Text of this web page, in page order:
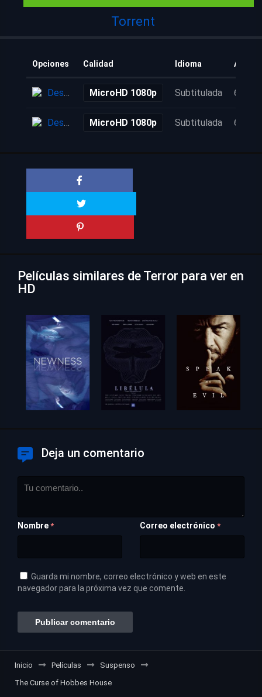
Torrent
Opciones Calidad Idioma
Descarga MicroHD 1080p Subtitulada 6 años
Descarga MicroHD 1080p Subtitulada 6 años
Películas similares de Terror para ver en
HD
Deja un comentario
Nombre * Correo electrónico *
Guarda mi nombre, correo electrónico y web en este
navegador para la próxima vez que comente.
Inicio Películas
Suspenso
The Curse of Hobbes House